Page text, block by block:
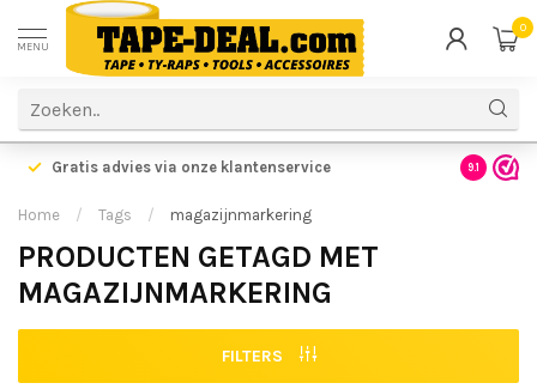
MENU
0
Gratis advies via onze klantenservice 9.1
Home / Tags / magazijnmarkering
PRODUCTEN GETAGD MET
MAGAZIJNMARKERING
FILTERS